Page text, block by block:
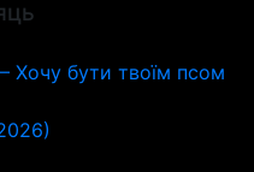
бути твоїм псом